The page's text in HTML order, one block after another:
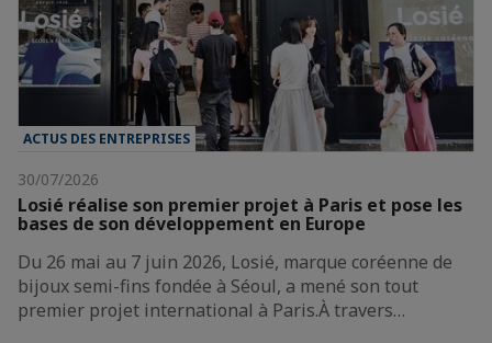
ACTUS DES ENTREPRISES
30/07/2026
Losié réalise son premier projet à Paris et pose les
bases de son développement en Europe
Du 26 mai au 7 juin 2026, Losié, marque coréenne de
bijoux semi-fins fondée à Séoul, a mené son tout
premier projet international à Paris.À travers…